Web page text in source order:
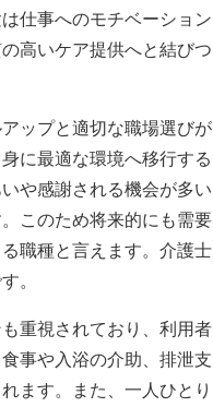
仕事へのモチベーション
高いケア提供へと結びつ
ップと適切な職場選びが
に最適な環境へ移行する
や感謝される機会が多い
このため将来的にも需要
職種と言えます。介護士
。
重視されており、利用者
事や入浴の介助、排泄支
ます。また、一人ひとり